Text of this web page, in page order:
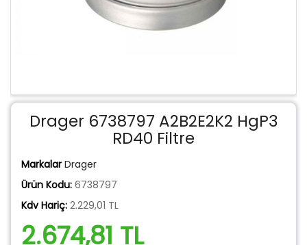
Drager 6738797 A2B2E2K2 HgP3
RD40 Filtre
Markalar Drager
Ürün Kodu: 6738797
Kdv Hariç: 2.229,01 TL
2.674,81 TL